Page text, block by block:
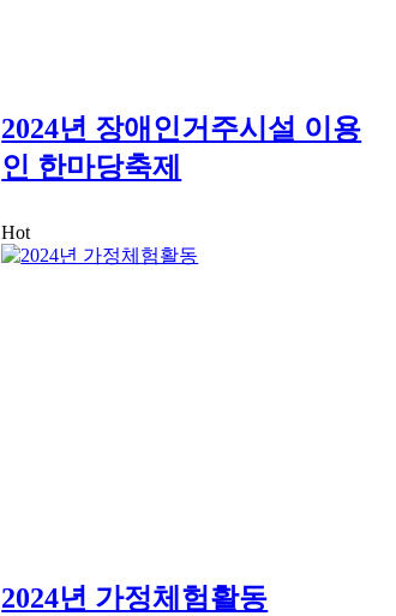
2024년 장애인거주시설 이용
인 한마당축제
Hot
2024년 가정체험활동